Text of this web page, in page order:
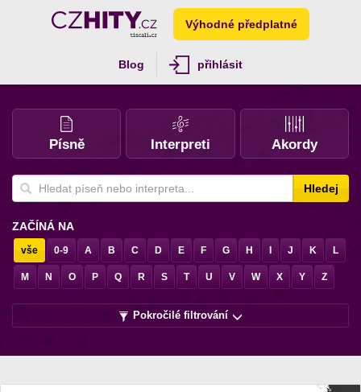
Výhodné předplatné
Blog přihlásit
Písně Interpreti Akordy
Hledej
ZAČÍNÁ NA
vše 0-9 A B C D E F G H J K L
M N O P Q R S T U V W X Y Z
Pokročilé filtrování